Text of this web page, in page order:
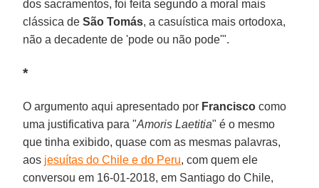
dos sacramentos, foi feita segundo a moral mais
clássica deSão Tomás, a casuística mais ortodoxa,
não a decadente de 'pode ou não pode'".
*
O argumento aqui apresentado por Francisco como
uma justificativa para "Amoris Laetitia" é o mesmo
que tinha exibido, quase com as mesmas palavras,
aos jesuítas do Chile e do Peru, com quem ele
conversou em 16-01-2018, em Santiago do Chile,